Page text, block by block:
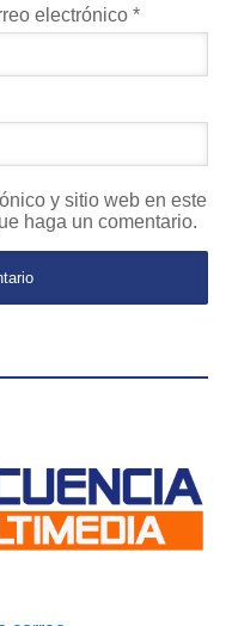
electrónico*
y sitio web en este
haga un comentario.